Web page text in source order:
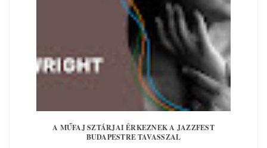
A MŰFAJ SZTÁRJAI ÉRKEZNEK A JAZZFEST
BUDAPESTRE TAVASSZAL